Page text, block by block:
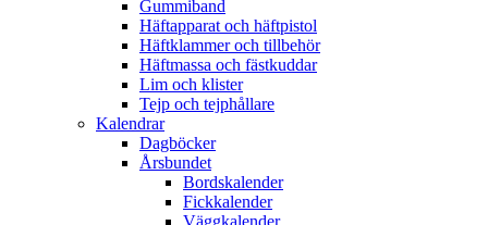
Gummiband
Häftapparat och häftpistol
Häftklammer och tillbehör
Häftmassa och fästkuddar
Lim och klister
Tejp och tejphållare
Kalendrar
Dagböcker
Årsbundet
Bordskalender
Fickkalender
Väggkalender